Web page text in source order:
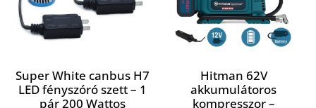
Super White canbus H7
LED fényszóró szett – 1
pár 200 Wattos
Hitman 62V
akkumulátoros
kompresszor –